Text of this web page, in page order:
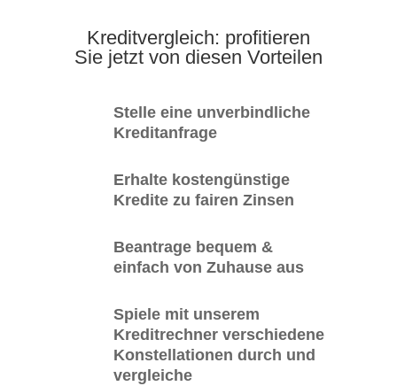
Kreditvergleich: profitieren
Sie jetzt von diesen Vorteilen
Stelle eine unverbindliche
Kreditanfrage
Erhalte kostengünstige
Kredite zu fairen Zinsen
Beantrage bequem &
einfach von Zuhause aus
Spiele mit unserem
Kreditrechner verschiedene
Konstellationen durch und
vergleiche